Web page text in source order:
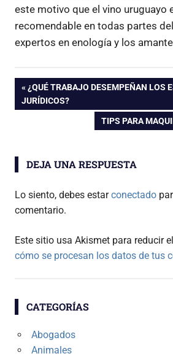
este motivo que el vino uruguayo
recomendable en todas partes
expertos en enología y los
Navegación
ENTRADA
ANTERIOR:
¿QUÉ TRABAJO DESEMPEÑAN LOS
JURÍDICOS?
ENTRADA
TIPS PARA
DEJA UNA RESPUESTA
Lo siento, debes estarconectado
comentario.
Este sitio usa Akismet para reducir
cómo se procesan los datos de tus
CATEGORÍAS
Abogados
Animales